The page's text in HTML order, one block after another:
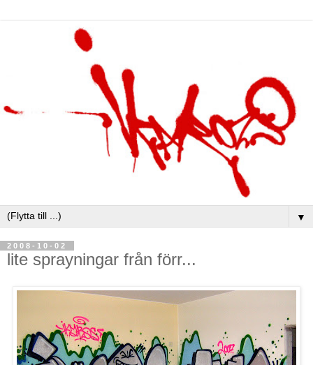
▼
2008-10-02
lite sprayningar från förr...